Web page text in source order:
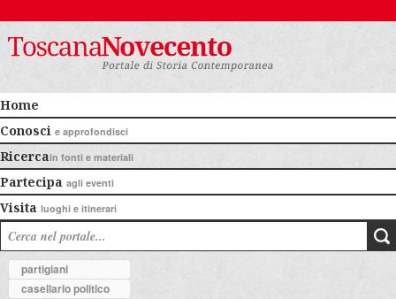
Home
Conosci e approfondisci
Ricercain fonti e materiali
Partecipa agli eventi
Visita luoghi e itinerari
partigiani
casellario politico